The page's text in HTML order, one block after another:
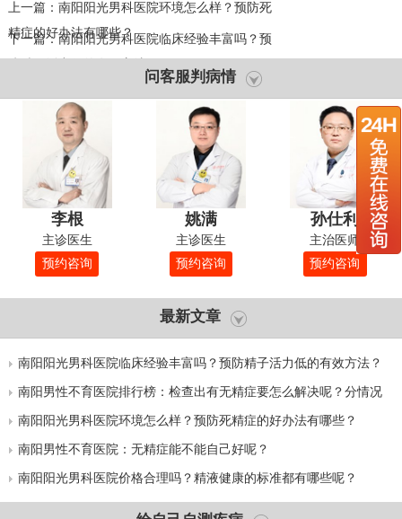
上一篇： 南阳阳光男科医院环境怎么样？预防死
精症的好办法有哪些？
下一篇： 南阳阳光男科医院临床经验丰富吗？预
问客服判病情
李根
主诊医生
预约咨询
姚满
主诊医生
预约咨询
孙仕利
主治医师
预约咨询
最新文章
南阳阳光男科医院临床经验丰富吗？预防精子活力低的有效方法？
南阳男性不育医院排行榜：检查出有无精症要怎么解决呢？分情况
治疗
南阳阳光男科医院环境怎么样？预防死精症的好办法有哪些？
南阳男性不育医院：无精症能不能自己好呢？
南阳阳光男科医院价格合理吗？精液健康的标准都有哪些呢？